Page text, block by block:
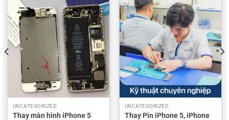
UNCATEGORIZED
Thay màn hình iPhone 5
UNCATEGORIZED
Thay Pin iPhone 5, iPhone